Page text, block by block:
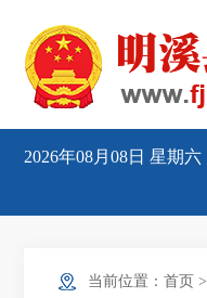
2026年08月08日 星期六
当前位置： 首页 >